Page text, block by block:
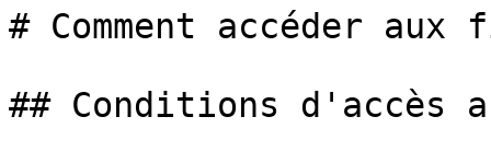
# Comment accéder aux
## Conditions d'accès